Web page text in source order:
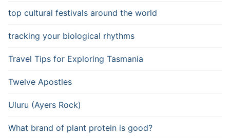
top cultural festivals around the world
tracking your biological rhythms
Travel Tips for Exploring Tasmania
Twelve Apostles
Uluru (Ayers Rock)
What brand of plant protein is good?